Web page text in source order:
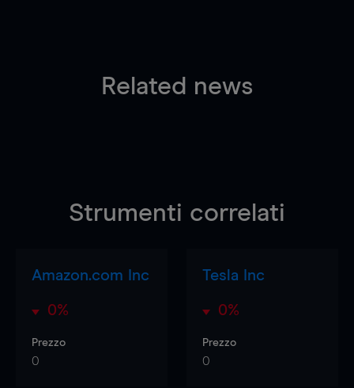
Related news
Strumenti correlati
Amazon.com Inc
0%
Prezzo
0
Tesla Inc
0%
Prezzo
0